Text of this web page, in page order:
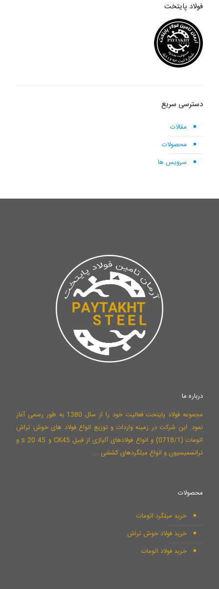
فولاد پایتخت
دسترسی سریع
مقالات
محصولات
سرویس ها
درباره ما
مجموعه فولاد پایتخت فعالیت خود را از سال 1380 به طور رسمی آغاز
نمود. این شرکت در زمینه واردات و توزیع انواع فولاد های خوش تراش
اتومات (0718/1) و انواع فولادهای آلیاژی از قبیل CK45 و 45 s 20 و
ترانسمیسیون و انواع میلگردهای کششی ...
محصولات
خرید میلگرد اتومات
خرید فولاد خوش تراش
خرید فولاد اتومات